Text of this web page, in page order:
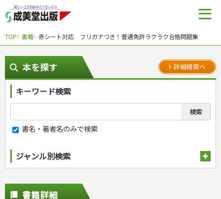
TOP 書籍 赤シート対応 フリガナつき！普通免許ラクラク合格問題集
本を探す 詳細検索へ
キーワード検索
書名・著者名のみで検索
ジャンル別検索
スポーツ
生活・暮らし
書籍詳細